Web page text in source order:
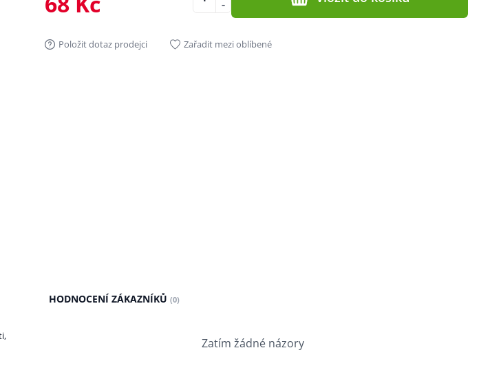
-
Položit dotaz prodejci Zařadit mezi oblíbené
HODNOCENÍ ZÁKAZNÍKŮ (0)
Zatím žádné názory